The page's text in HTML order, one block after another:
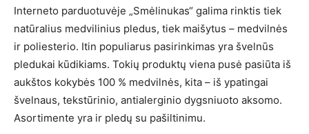
Interneto parduotuvėje „Smėlinukas“ galima rinktis tiek
natūralius medvilinius pledus, tiek maišytus – medvilnės
ir poliesterio. Itin populiarus pasirinkimas yra švelnūs
pledukai kūdikiams. Tokių produktų viena pusė pasiūta iš
aukštos kokybės 100 % medvilnės, kita – iš ypatingai
švelnaus, tekstūrinio, antialerginio dygsniuoto aksomo.
Asortimente yra ir pledų su pašiltinimu.